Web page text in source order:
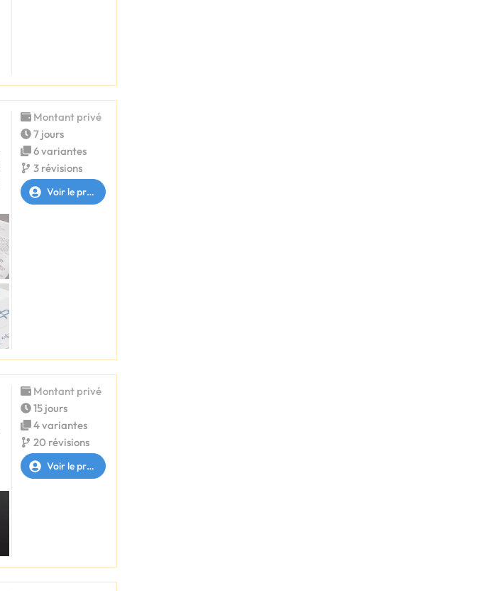
Montant privé
7 jours
6 variantes
3 révisions
Voir le profil
Montant privé
15 jours
4 variantes
20 révisions
Voir le profil